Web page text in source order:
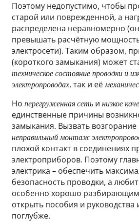
Поэтому недопустимо, чтобы
старой или поврежденной, а
распределена неравномерно
превышать расчётную
электросети). Таким образом,
(короткого замыкания) может
техническое состояние проводки и
электропроводах, так и её
Но перегруженная сеть и низкое
единственные причины
замыкания. Вызвать
неправильный монтаж
плохой контакт в соединениях
электроприборов. Поэтому
электрика – обеспечить
безопасность проводки, а
особенно хорошо
открыть пособия и руководства
поглубже.